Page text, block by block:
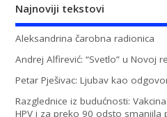
Najnoviji tekstovi
Aleksandrina čarobna radionica
Andrej Alfirević: “Svetlo” u Novoj
Petar Pješivac: Ljubav kao
Razglednice iz budućnosti:
HPV i za preko 90 odsto smanjila